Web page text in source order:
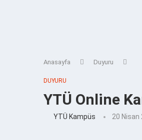
Anasayfa Duyuru
DUYURU
YTÜ Online
YTÜ Kampüs 20 Nisan